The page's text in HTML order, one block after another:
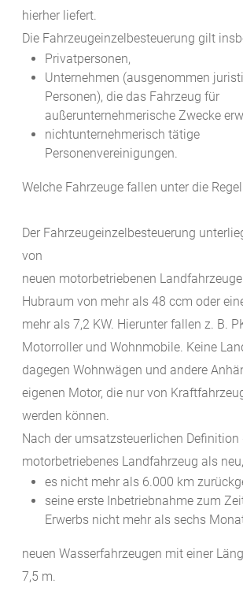
hierher liefert.
Die Fahrzeugeinzelbesteuerung gilt
Privatpersonen,
Unternehmen (ausgenommen
Personen), die das Fahrzeug für
außerunternehmerische Zwecke
nichtunternehmerisch tätige
Personenvereinigungen.
Welche Fahrzeuge fallen unter die
Der Fahrzeugeinzelbesteuerung
von
neuen motorbetriebenen
Hubraum von mehr als 48 ccm oder
mehr als 7,2 KW. Hierunter fallen z. B.
Motorroller und Wohnmobile. Keine
dagegen Wohnwägen und andere
eigenen Motor, die nur von
werden können.
Nach der umsatzsteuerlichen Definition
motorbetriebenes Landfahrzeug als
es nicht mehr als 6.000 km
seine erste Inbetriebnahme zum
Erwerbs nicht mehr als sechs
neuen Wasserfahrzeugen mit einer
7,5 m.